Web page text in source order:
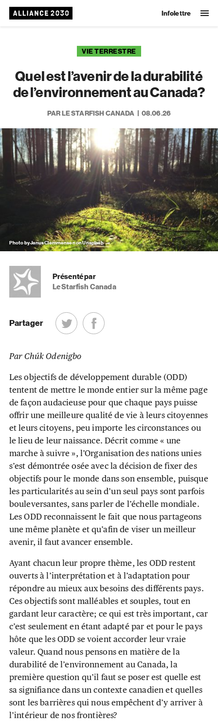
Infolettre
VIE TERRESTRE
Quel est l’avenir de la durabilité
de l’environnement au Canada?
PAR LE STARFISH CANADA 08.06.26
Photo by Janus Clemmensen on Unsplash
Présenté par
Le Starfish Canada
Partager
Par Chúk Odenigbo
Les objectifs de développement durable (ODD)
tentent de mettre le monde entier sur la même page
de façon audacieuse pour que chaque pays puisse
offrir une meilleure qualité de vie à leurs citoyennes
et leurs citoyens, peu importe les circonstances ou
le lieu de leur naissance. Décrit comme « une
marche à suivre », l’Organisation des nations unies
s’est démontrée osée avec la décision de fixer des
objectifs pour le monde dans son ensemble, puisque
les particularités au sein d’un seul pays sont parfois
bouleversantes, sans parler de l’échelle mondiale.
Les ODD reconnaissent le fait que nous partageons
une même planète et qu’afin de viser un meilleur
avenir, il faut avancer ensemble.
Ayant chacun leur propre thème, les ODD restent
ouverts à l’interprétation et à l’adaptation pour
répondre au mieux aux besoins des différents pays.
Ces objectifs sont malléables et souples, tout en
gardant leur caractère; ce qui est très important, car
c’est seulement en étant adapté par et pour le pays
hôte que les ODD se voient accorder leur vraie
valeur. Quand nous pensons en matière de la
durabilité de l’environnement au Canada, la
première question qu’il faut se poser est quelle est
sa signifiance dans un contexte canadien et quelles
sont les barrières qui nous empêchent d’y arriver à
l’intérieur de nos frontières?